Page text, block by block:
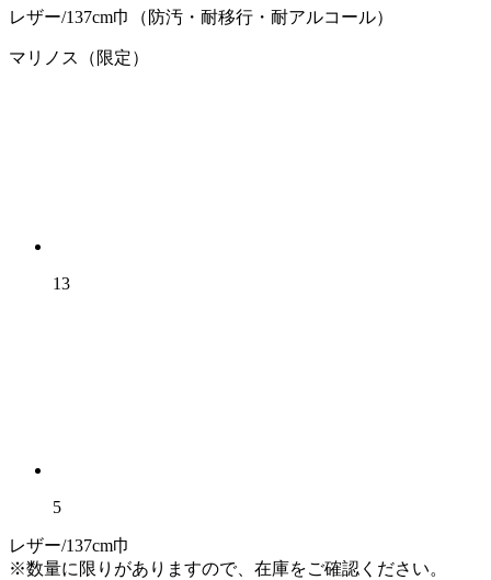
レザー/137cm巾（防汚・耐移行・耐アルコール）
マリノス（限定）
13
5
レザー/137cm巾
※数量に限りがありますので、在庫をご確認ください。